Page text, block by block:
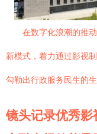
在数字化浪潮的推
新模式，着力通过影视
勾勒出行政服务民生的
镜头记录优秀影